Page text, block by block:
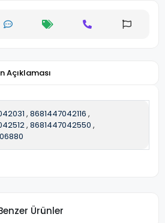
Açıklaması
, 8681447042116 ,
, 8681447042550 ,
Ürünler